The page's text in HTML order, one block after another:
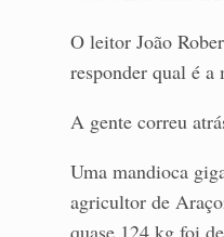
O leitor João
responder qual é
A gente correu
Uma mandioca
agricultor de